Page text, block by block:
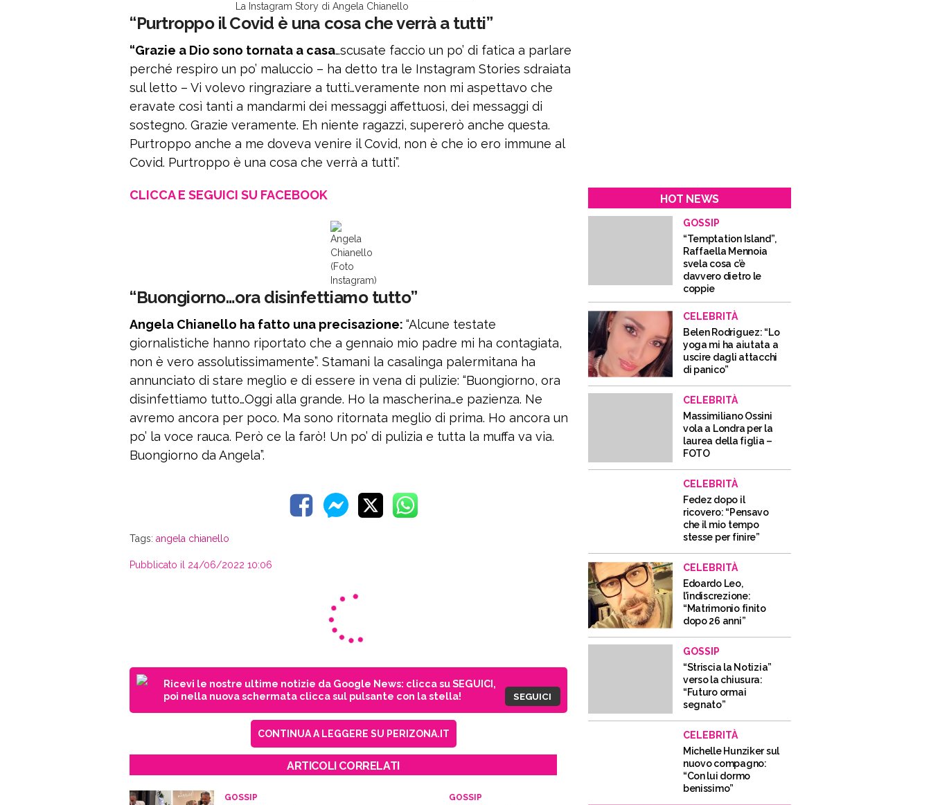
La Instagram Story di Angela Chianello
“Purtroppo il Covid è una cosa che verrà a tutti”
“Grazie a Dio sono tornata a casa…scusate faccio un po’ di fatica a parlare
perché respiro un po’ maluccio – ha detto tra le Instagram Stories sdraiata
sul letto – Vi volevo ringraziare a tutti…veramente non mi aspettavo che
eravate così tanti a mandarmi dei messaggi affettuosi, dei messaggi di
sostegno. Grazie veramente. Eh niente ragazzi, supererò anche questa.
Purtroppo anche a me doveva venire il Covid, non è che io ero immune al
Covid. Purtroppo è una cosa che verrà a tutti”.
CLICCA E SEGUICI SU FACEBOOK
Angela
Chianello
(Foto
Instagram)
“Buongiorno…ora disinfettiamo tutto”
Angela Chianello ha fatto una precisazione: “Alcune testate
giornalistiche hanno riportato che a gennaio mio padre mi ha contagiata,
non è vero assolutissimamente”. Stamani la casalinga palermitana ha
annunciato di stare meglio e di essere in vena di pulizie: “Buongiorno, ora
disinfettiamo tutto…Oggi alla grande. Ho la mascherina…e pazienza. Ne
avremo ancora per poco. Ma sono ritornata meglio di prima. Ho ancora un
po’ la voce rauca. Però ce la farò! Un po’ di pulizia e tutta la muffa va via.
Buongiorno da Angela”.
Tags: angela chianello
Pubblicato il 24/06/2022 10:06
Ricevi le nostre ultime notizie da Google News: clicca su SEGUICI,
poi nella nuova schermata clicca sul pulsante con la stella!
SEGUICI
CONTINUA A LEGGERE SU PERIZONA.IT
ARTICOLI CORRELATI
GOSSIP GOSSIP
HOT NEWS
GOSSIP
“Temptation Island”,
Raffaella Mennoia
svela cosa c’è
davvero dietro le
coppie
CELEBRITÀ
Belen Rodriguez: “Lo
yoga mi ha aiutata a
uscire dagli attacchi
di panico”
CELEBRITÀ
Massimiliano Ossini
vola a Londra per la
laurea della figlia –
FOTO
CELEBRITÀ
Fedez dopo il
ricovero: “Pensavo
che il mio tempo
stesse per finire”
CELEBRITÀ
Edoardo Leo,
l’indiscrezione:
“Matrimonio finito
dopo 26 anni”
GOSSIP
“Striscia la Notizia”
verso la chiusura:
“Futuro ormai
segnato”
CELEBRITÀ
Michelle Hunziker sul
nuovo compagno:
“Con lui dormo
benissimo”